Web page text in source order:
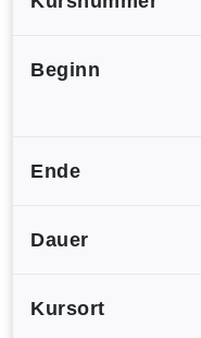
Beginn
Ende
Dauer
Kursort